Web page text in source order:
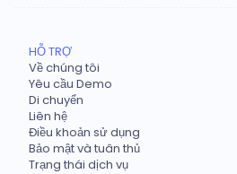
HỖ TRỢ
Về chúng tôi
Yêu cầu Demo
Di chuyển
Liên hệ
Điều khoản sử dụng
Bảo mật và tuân thủ
Trạng thái dịch vụ